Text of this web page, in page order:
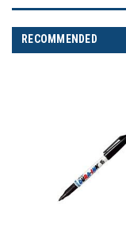
RECOMMENDED